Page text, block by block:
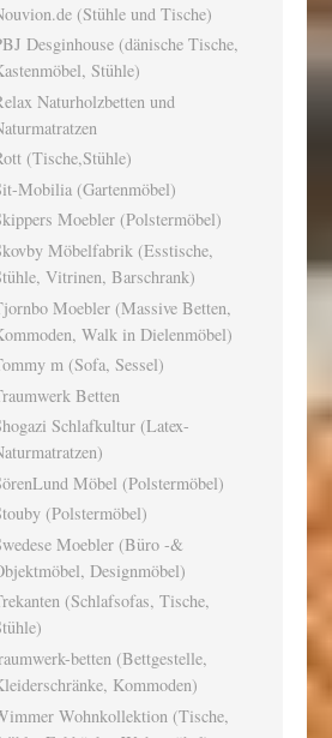
(Stühle und Tische)
Desginhouse (dänische Tische,
Stühle)
Naturholzbetten und
(Tische,Stühle)
Mobilia (Gartenmöbel)
Moebler (Polstermöbel)
Möbelfabrik (Esstische,
Vitrinen, Barschrank)
Moebler (Massive Betten,
Walk in Dielenmöbel)
m (Sofa, Sessel)
Betten
Schlafkultur (Latex-
Möbel (Polstermöbel)
(Polstermöbel)
Moebler (Büro -&
Designmöbel)
(Schlafsofas, Tische,
betten (Bettgestelle,
Kommoden)
Wohnkollektion (Tische,